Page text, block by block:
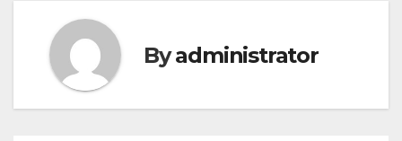
Byadministrator